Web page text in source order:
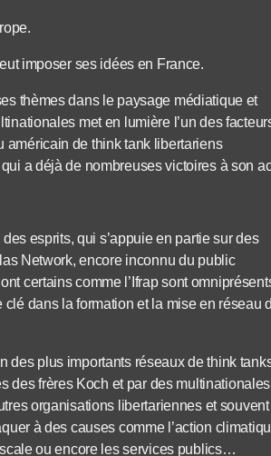
imposer ses idées en France.
thèmes dans le paysage médiatique et
met en lumière l’un des
américain de think tank libertariens
a déjà de nombreuses victoires à son
esprits, qui s’appuie en partie sur des
Network, encore inconnu du public
certains comme l’Ifrap sont
clé dans la formation et la mise en réseau
des plus importants réseaux de think
des frères Koch et par des
organisations libertariennes et souvent
à des causes comme l’action
ou encore les services publics…